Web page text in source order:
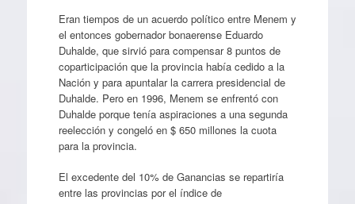
Eran tiempos de un acuerdo político entre Menem y
el entonces gobernador bonaerense Eduardo
Duhalde, que sirvió para compensar 8 puntos de
coparticipación que la provincia había cedido a la
Nación y para apuntalar la carrera presidencial de
Duhalde. Pero en 1996, Menem se enfrentó con
Duhalde porque tenía aspiraciones a una segunda
reelección y congeló en $ 650 millones la cuota
para la provincia.
El excedente del 10% de Ganancias se repartiría
entre las provincias por el índice de